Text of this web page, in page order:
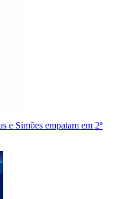
e Simões empatam em 2º